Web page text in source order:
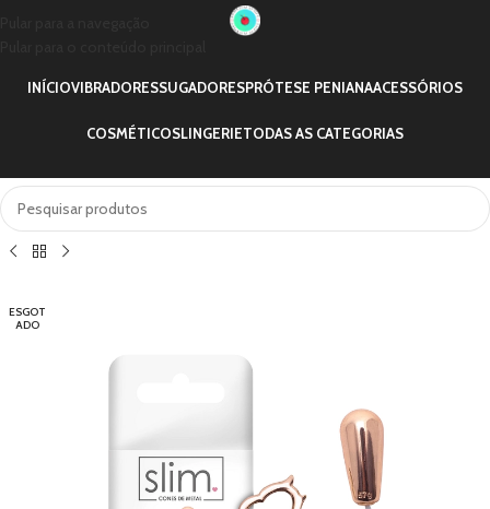
INÍCIOVIBRADORESSUGADORESPRÓTESE PENIANAACESSÓRIOS
COSMÉTICOSLINGERIETODAS AS CATEGORIAS
ESGOT
ADO